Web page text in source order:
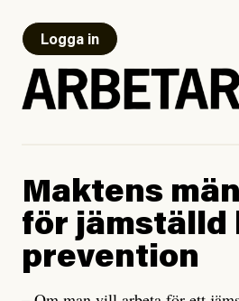
Logga in
Maktens
för jämställd
prevention